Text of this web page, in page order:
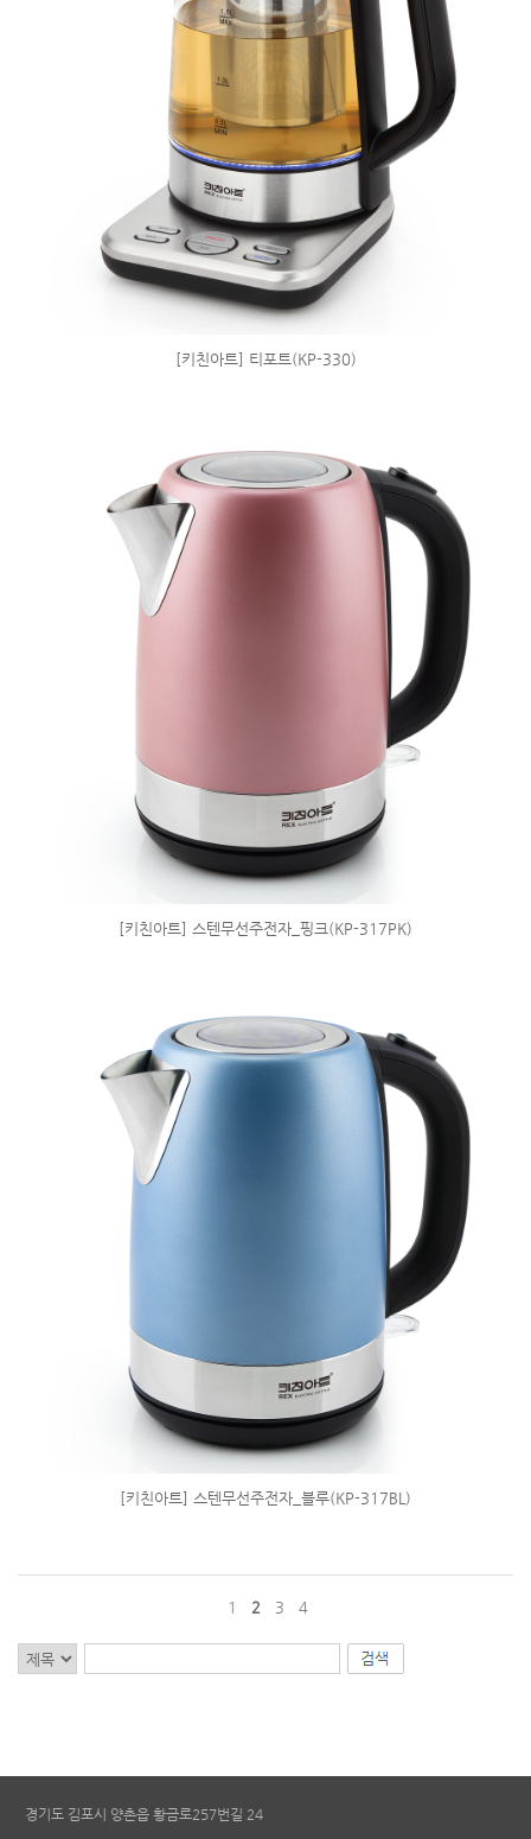
[키친아트] 티포트(KP-330)
[키친아트] 스텐무선주전자_핑크(KP-317PK)
[키친아트] 스텐무선주전자_블루(KP-317BL)
1 2 3 4
경기도 김포시 양촌읍 황금로257번길 24